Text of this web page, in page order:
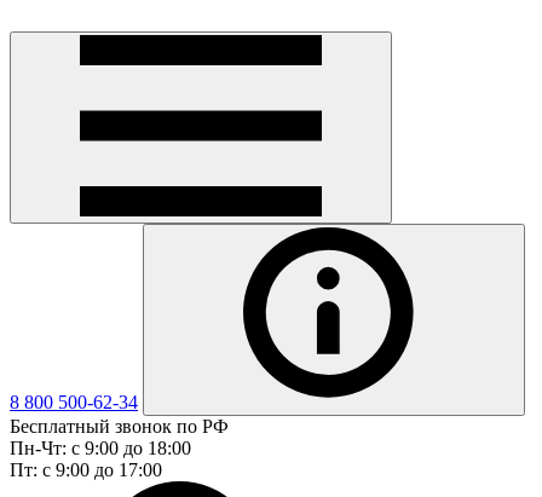
8 800 500-62-34
Бесплатный звонок по РФ
Пн-Чт: с 9:00 до 18:00
Пт: с 9:00 до 17:00